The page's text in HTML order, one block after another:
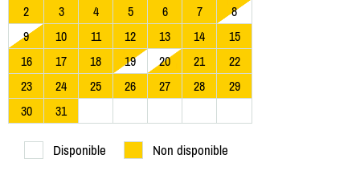
2
3 4 5 6 7
8
9
10 11 12 13 14
15
16
17 18 19 20 21
22
23
24 25 26 27 28
29
30
31
Disponible Non disponible